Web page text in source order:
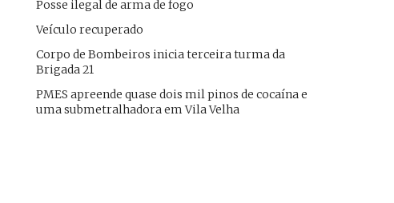
Posse ilegal de arma de fogo
Veículo recuperado
Corpo de Bombeiros inicia terceira turma da
Brigada 21
PMES apreende quase dois mil pinos de cocaína e
uma submetralhadora em Vila Velha